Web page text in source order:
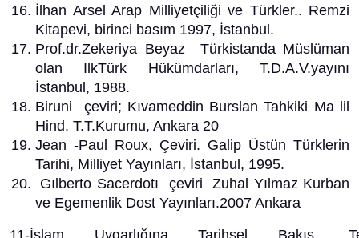
İlhan Arsel Arap Milliyetçiliği ve Türkler.. Remzi
Kitapevi, birinci basım 1997, İstanbul.
Prof.dr.Zekeriya Beyaz Türkistanda Müslüman
olan IlkTürk Hükümdarları, T.D.A.V.yayını
İstanbul, 1988.
Biruni çeviri; Kıvameddin Burslan Tahkiki Ma lil
Hind. T.T.Kurumu, Ankara 20
Jean -Paul Roux, Çeviri. Galip Üstün Türklerin
Tarihi, Milliyet Yayınları, İstanbul, 1995.
Gılberto Sacerdotı çeviri Zuhal Yılmaz Kurban
ve Egemenlik Dost Yayınları.2007 Ankara
11-İslam Uygarlığına Tarihsel Bakış.